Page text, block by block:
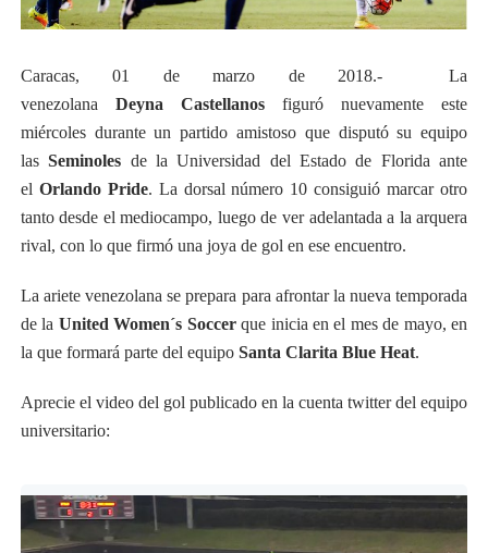
Caracas, 01 de marzo de 2018.- La
venezolana Deyna Castellanos figuró nuevamente este
miércoles durante un partido amistoso que disputó su equipo
lasSeminoles de la Universidad del Estado de Florida ante
el Orlando Pride. La dorsal número 10 consiguió marcar otro
tanto desde el mediocampo, luego de ver adelantada a la arquera
rival, con lo que firmó una joya de gol en ese encuentro.
La ariete venezolana se prepara para afrontar la nueva temporada
de la United Women´s Soccerque inicia en el mes de mayo, en
la que formará parte del equipo Santa Clarita Blue Heat.
Aprecie el video del gol publicado en la cuenta twitter del equipo
universitario: